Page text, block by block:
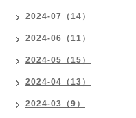
2024-07（14）
2024-06（11）
2024-05（15）
2024-04（13）
2024-03（9）